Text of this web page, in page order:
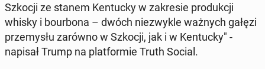
Szkocji ze stanem Ken­tuc­ky w za­kre­sie pro­duk­cji
whisky i bo­ur­bo­na – dwóch nie­zwy­kle ważnych gałęzi
prze­my­słu zarówno w Szkocji, jak i w Ken­tuc­ky" -
napisał Trump na plat­for­mie Truth Social.